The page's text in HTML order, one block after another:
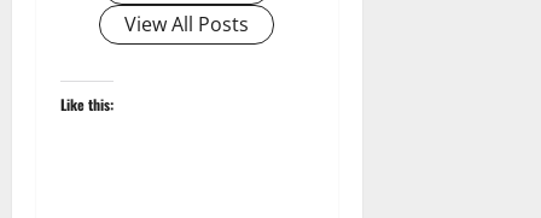
View All Posts
Like this: